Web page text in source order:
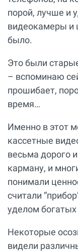
порой, лучше и
видеокамеры и
было.
Это были
– вспоминаю
прошибает,
время…
Именно в этот
кассетные
весьма дорого
карману, и
понимали
считали
уделом
Некоторые
видели